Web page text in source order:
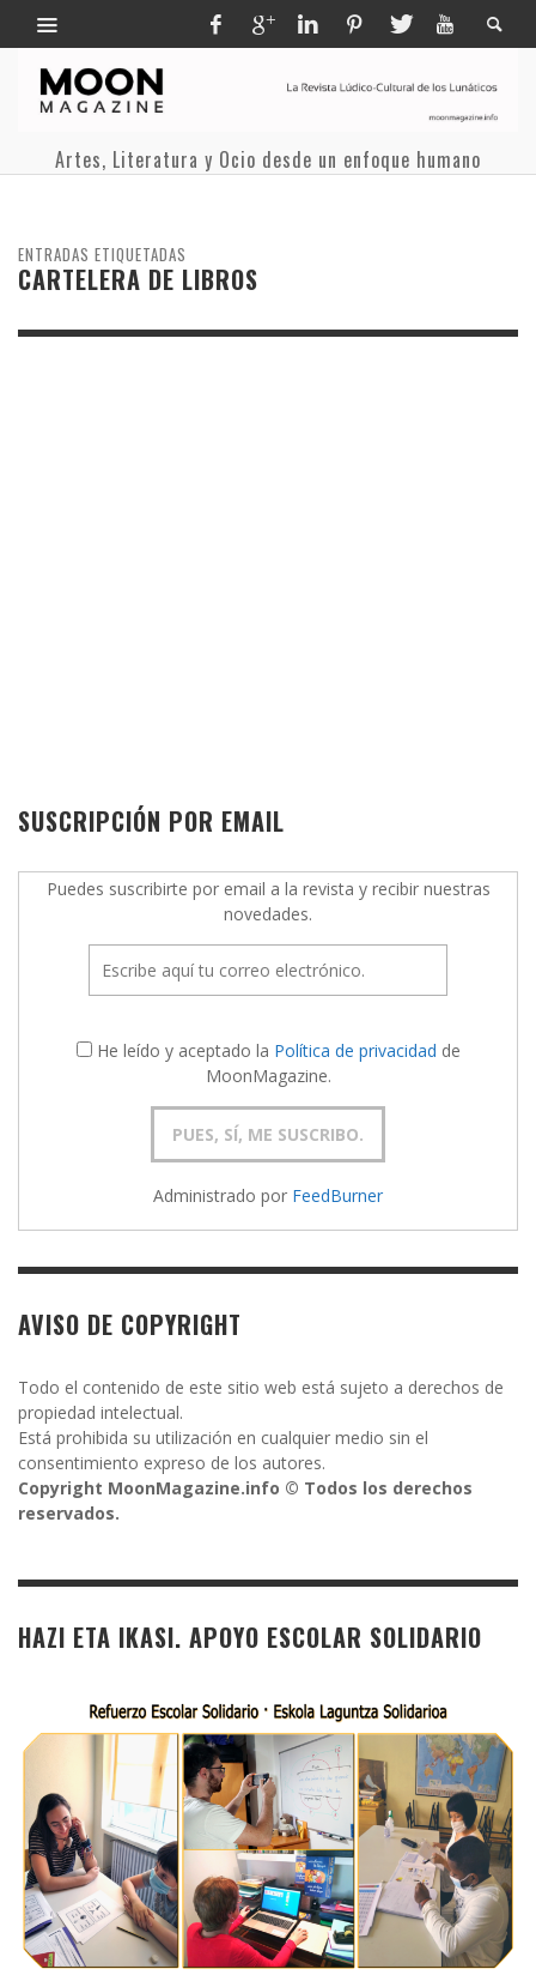
Artes, Literatura y Ocio desde un enfoque humano
ENTRADAS ETIQUETADAS
CARTELERA DE LIBROS
SUSCRIPCIÓN POR EMAIL
Puedes suscribirte por email a la revista y recibir nuestras
novedades.
He leído y aceptado la Política de privacidad de
MoonMagazine.
Administrado por FeedBurner
AVISO DE COPYRIGHT
Todo el contenido de este sitio web está sujeto a derechos de
propiedad intelectual.
Está prohibida su utilización en cualquier medio sin el
consentimiento expreso de los autores.
Copyright MoonMagazine.info © Todos los derechos
reservados.
HAZI ETA IKASI. APOYO ESCOLAR SOLIDARIO